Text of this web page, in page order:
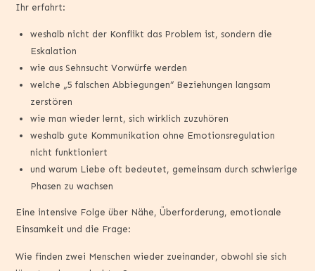
Ihr erfahrt:
weshalb nicht der Konflikt das Problem ist, sondern die
Eskalation
wie aus Sehnsucht Vorwürfe werden
welche „5 falschen Abbiegungen“ Beziehungen langsam
zerstören
wie man wieder lernt, sich wirklich zuzuhören
weshalb gute Kommunikation ohne Emotionsregulation
nicht funktioniert
und warum Liebe oft bedeutet, gemeinsam durch schwierige
Phasen zu wachsen
Eine intensive Folge über Nähe, Überforderung, emotionale
Einsamkeit und die Frage:
Wie finden zwei Menschen wieder zueinander, obwohl sie sich